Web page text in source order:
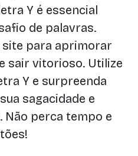
Y é essencial
de palavras.
site para aprimorar
sair vitorioso. Utilize
Y e surpreenda
sagacidade e
Não perca tempo e